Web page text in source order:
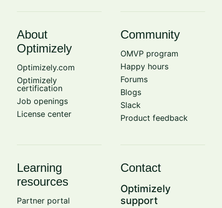
About
Optimizely
Optimizely.com
Optimizely
certification
Job openings
License center
Community
OMVP program
Happy hours
Forums
Blogs
Slack
Product feedback
Learning
resources
Partner portal
Contact
Optimizely
support